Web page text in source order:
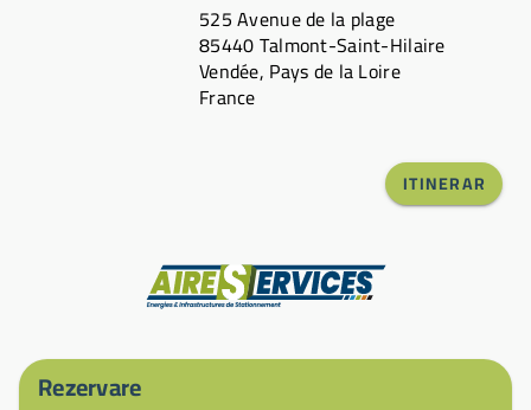
525 Avenue de la plage
85440 Talmont-Saint-Hilaire
Vendée, Pays de la Loire
France
ITINERAR
Producător
Rezervare